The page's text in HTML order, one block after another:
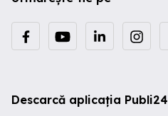
Descarcă aplicația Publi24